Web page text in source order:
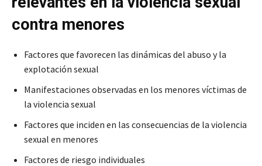
contra menores
Factores que favorecen las dinámicas del abuso y la
explotación sexual
Manifestaciones observadas en los menores víctimas de
la violencia sexual
Factores que inciden en las consecuencias de la violencia
sexual en menores
Factores de riesgo individuales